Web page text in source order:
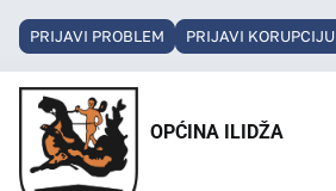
PRIJAVI PROBLEM PRIJAVI KORUPCIJU
OPĆINA ILIDŽA